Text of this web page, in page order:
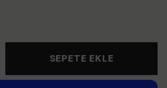
SEPETE EKLE